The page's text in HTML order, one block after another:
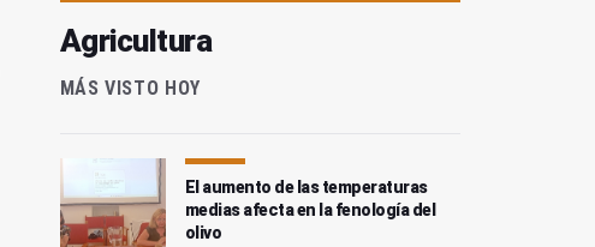
Agricultura
MÁS VISTO HOY
El aumento de las temperaturas
medias afecta en la fenología del
olivo